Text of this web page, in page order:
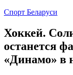
Спорт Беларуси
Хоккей.
останется
«Динамо» в